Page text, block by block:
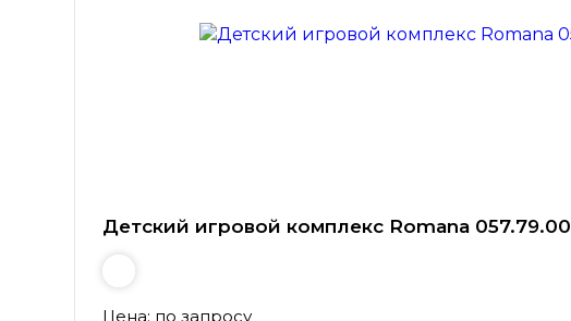
Детский игровой комплекс Romana 057.79.00
Цена: по запросу